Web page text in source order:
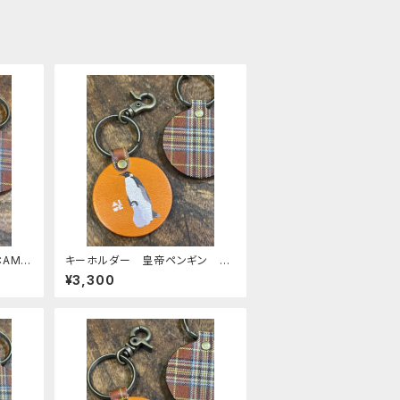
キーホルダー 皇帝ペンギン 親
子 ヒナ エンペラー ヒナペ
ン ペンギン CAMEL キャメ
¥3,300